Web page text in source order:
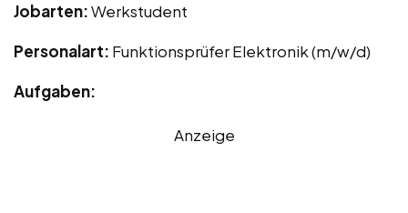
Jobarten:Werkstudent
Personalart: Funktionsprüfer Elektronik (m/w/d)
Aufgaben:
Anzeige